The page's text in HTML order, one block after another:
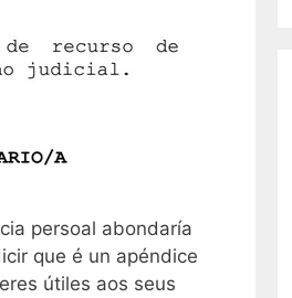
persoal abondaría
que é un apéndice
útiles aos seus